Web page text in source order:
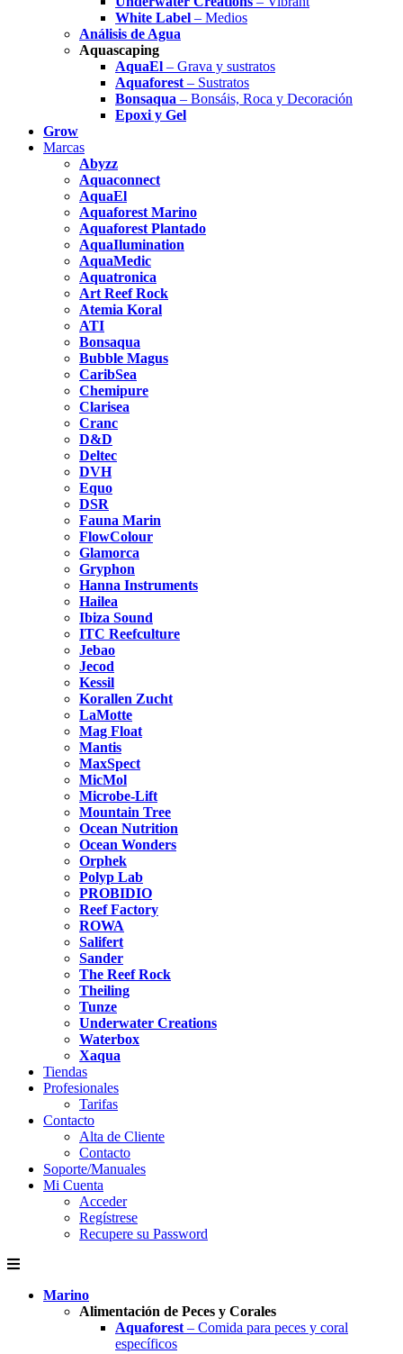
White Label – Medios
Análisis de Agua
Aquascaping
AquaEl – Grava y sustratos
Aquaforest – Sustratos
Bonsaqua – Bonsáis, Roca y Decoración
Epoxi y Gel
Grow
Marcas
Abyzz
Aquaconnect
AquaEl
Aquaforest Marino
Aquaforest Plantado
AquaIlumination
AquaMedic
Aquatronica
Art Reef Rock
Atemia Koral
ATI
Bonsaqua
Bubble Magus
CaribSea
Chemipure
Clarisea
Cranc
D&D
Deltec
DVH
Equo
DSR
Fauna Marin
FlowColour
Glamorca
Gryphon
Hanna Instruments
Hailea
Ibiza Sound
ITC Reefculture
Jebao
Jecod
Kessil
Korallen Zucht
LaMotte
Mag Float
Mantis
MaxSpect
MicMol
Microbe-Lift
Mountain Tree
Ocean Nutrition
Ocean Wonders
Orphek
Polyp Lab
PROBIDIO
Reef Factory
ROWA
Salifert
Sander
The Reef Rock
Theiling
Tunze
Underwater Creations
Waterbox
Xaqua
Tiendas
Profesionales
Tarifas
Contacto
Alta de Cliente
Contacto
Soporte/Manuales
Mi Cuenta
Acceder
Regístrese
Recupere su Password
Marino
Alimentación de Peces y Corales
Aquaforest – Comida para peces y coral
específicos